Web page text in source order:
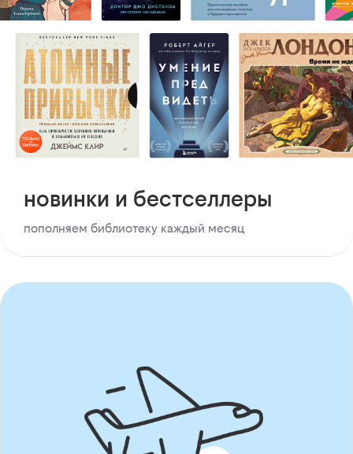
новинки и бестселлеры
пополняем библиотеку каждый месяц